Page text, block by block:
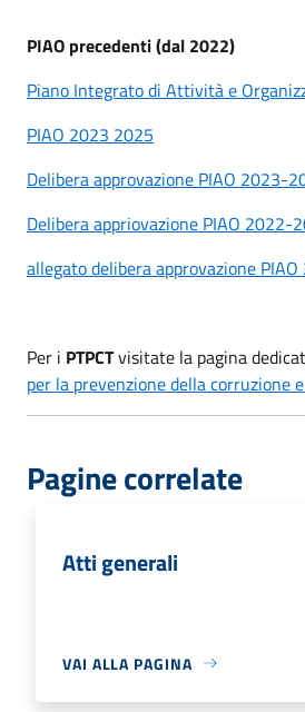
PIAO precedenti (dal 2022)
Piano Integrato di Attività e
PIAO 2023 2025
Delibera approvazione PIAO 2023-
Delibera appriovazione PIAO 2022-
allegato delibera approvazione
Per i PTPCTvisitate la pagina
per la prevenzione della corruzione
Pagine correlate
Atti generali
VAI ALLA PAGINA